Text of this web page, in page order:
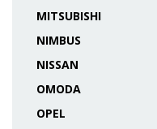
MITSUBISHI
NIMBUS
NISSAN
OMODA
OPEL